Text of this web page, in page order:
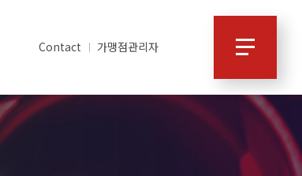
Contact 가맹점관리자